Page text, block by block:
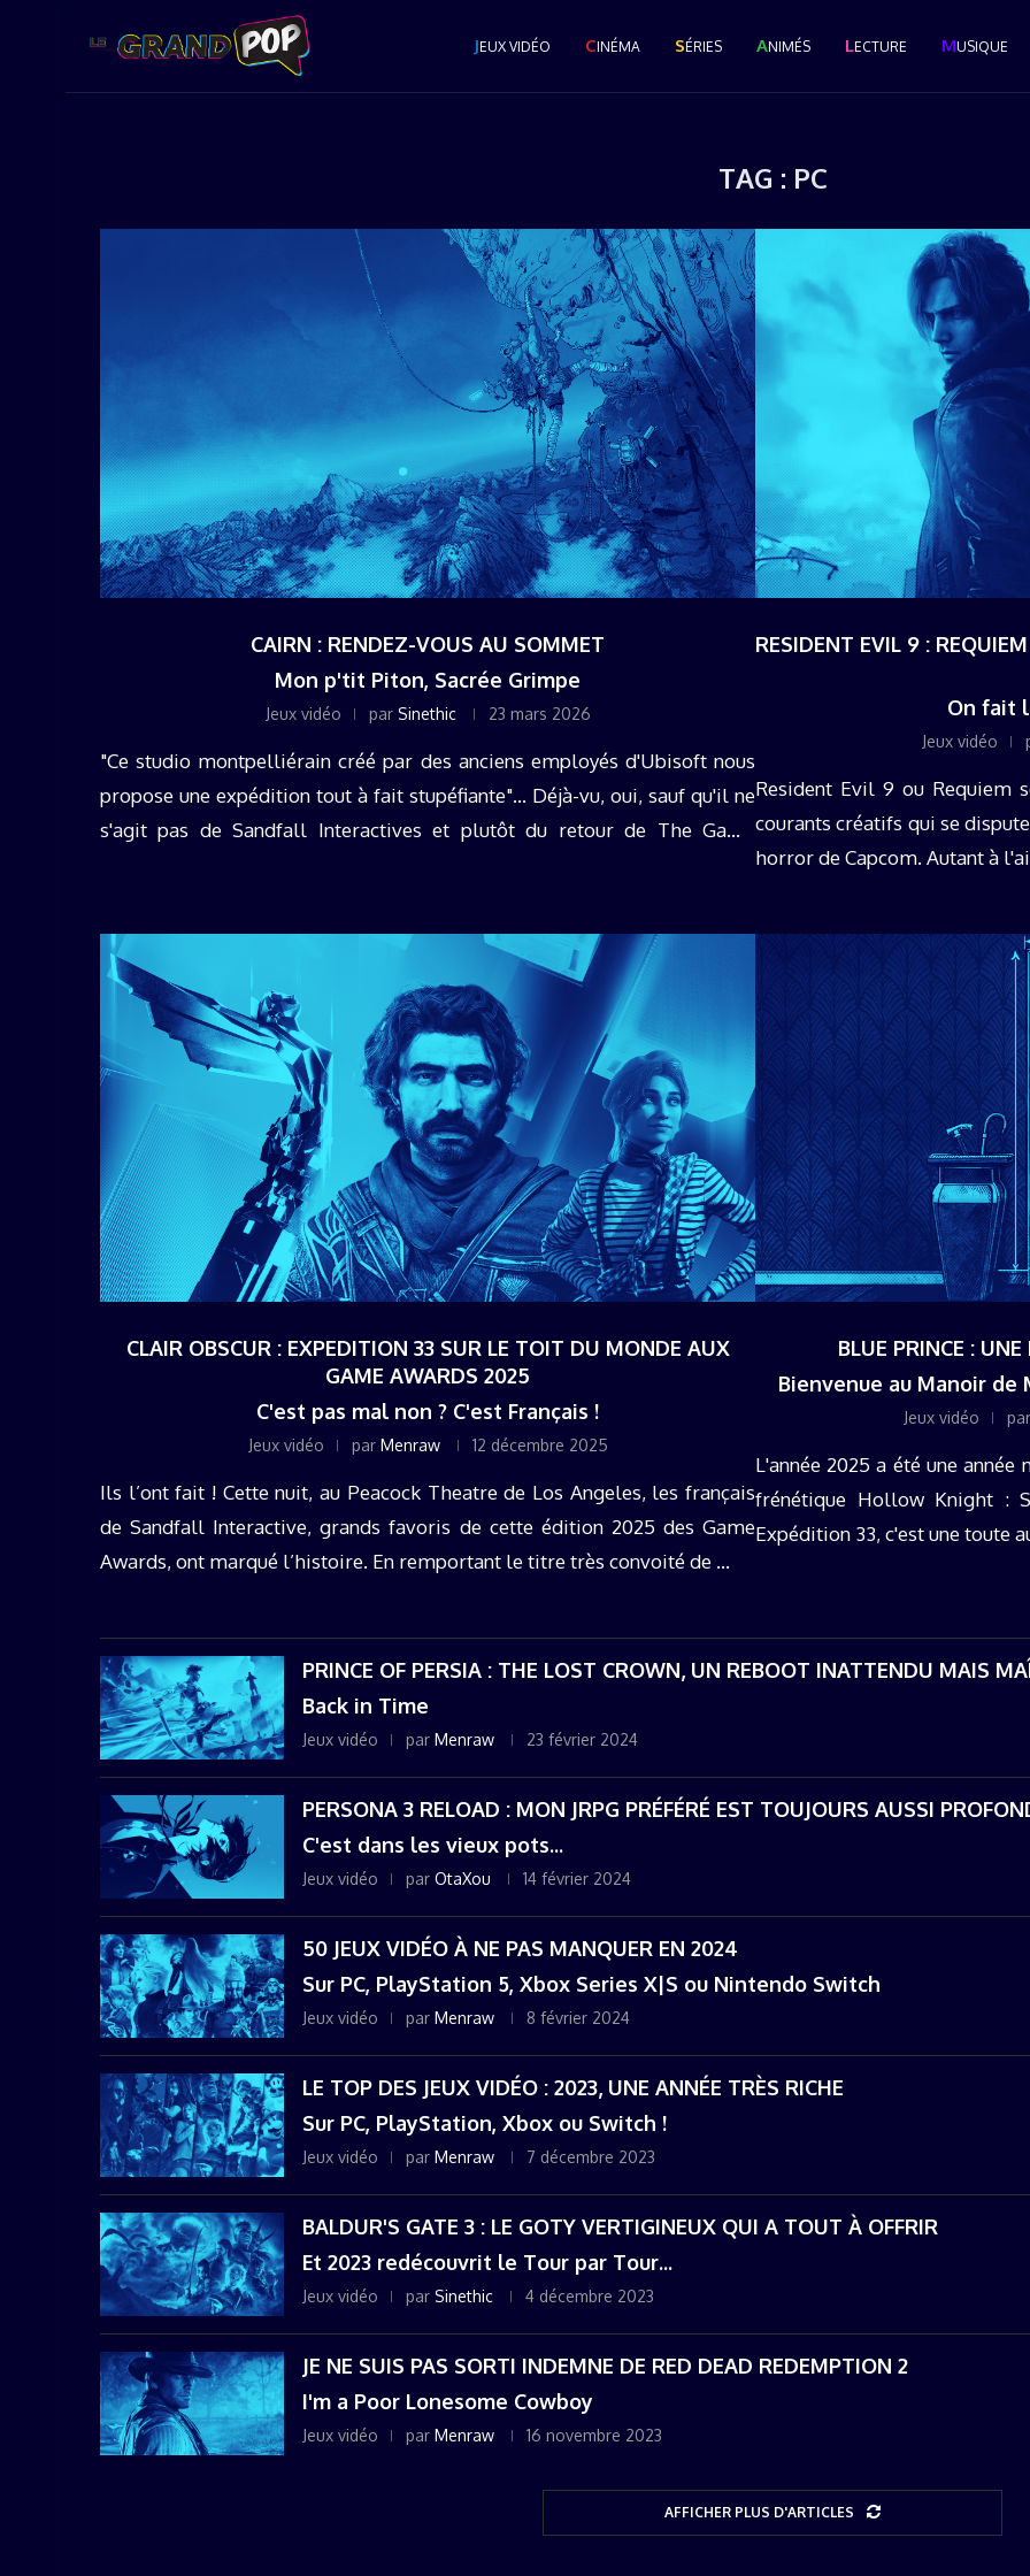
JEUX VIDÉO CINÉMA SÉRIES ANIMÉS LECTURE MUSIQUE
TAG : PC
CAIRN : RENDEZ-VOUS AU SOMMET
Mon p'tit Piton, Sacrée Grimpe
Jeux vidéo par Sinethic 23 mars 2026
"Ce studio montpelliérain créé par des anciens employés d'Ubisoft nous
propose une expédition tout à fait stupéfiante"… Déjà-vu, oui, sauf qu'il ne
s'agit pas de Sandfall Interactives et plutôt du retour de The Game
RESIDENT EVIL 9 :
On fait
Jeux vidéo
Resident Evil 9 ou Requiem
courants créatifs qui se
horror de Capcom. Autant à
CLAIR OBSCUR : EXPEDITION 33 SUR LE TOIT DU MONDE AUX
GAME AWARDS 2025
C'est pas mal non ? C'est Français !
Jeux vidéo par Menraw 12 décembre 2025
Ils l’ont fait ! Cette nuit, au Peacock Theatre de Los Angeles, les français
de Sandfall Interactive, grands favoris de cette édition 2025 des Game
Awards, ont marqué l’histoire. En remportant le titre très convoité de ...
BLUE PRINCE :
Bienvenue au Manoir de
Jeux vidéo par
L'année 2025 a été une
frénétique Hollow Knight :
Expédition 33, c'est une toute
PRINCE OF PERSIA : THE LOST CROWN, UN REBOOT INATTENDU MAIS
Back in Time
Jeux vidéo par Menraw 23 février 2024
PERSONA 3 RELOAD : MON JRPG PRÉFÉRÉ EST TOUJOURS AUSSI
C'est dans les vieux pots...
Jeux vidéo par OtaXou 14 février 2024
50 JEUX VIDÉO À NE PAS MANQUER EN 2024
Sur PC, PlayStation 5, Xbox Series X|S ou Nintendo Switch
Jeux vidéo par Menraw 8 février 2024
LE TOP DES JEUX VIDÉO : 2023, UNE ANNÉE TRÈS RICHE
Sur PC, PlayStation, Xbox ou Switch !
Jeux vidéo par Menraw 7 décembre 2023
BALDUR'S GATE 3 : LE GOTY VERTIGINEUX QUI A TOUT À OFFRIR
Et 2023 redécouvrit le Tour par Tour...
Jeux vidéo par Sinethic 4 décembre 2023
JE NE SUIS PAS SORTI INDEMNE DE RED DEAD REDEMPTION 2
I'm a Poor Lonesome Cowboy
Jeux vidéo par Menraw 16 novembre 2023
AFFICHER PLUS D'ARTICLES